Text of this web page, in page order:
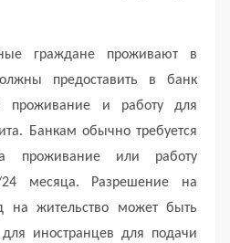
граждане проживают в
предоставить в банк
проживание и работу для
Банкам обычно требуется
проживание или работу
месяца. Разрешение на
на жительство может быть
иностранцев для подачи